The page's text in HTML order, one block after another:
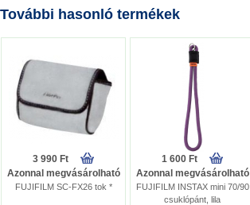
További hasonló termékek
3 990 Ft
Azonnal megvásárolható
FUJIFILM SC-FX26 tok *
1 600 Ft
Azonnal megvásárolható
FUJIFILM INSTAX mini 70/90
csuklópánt, lila